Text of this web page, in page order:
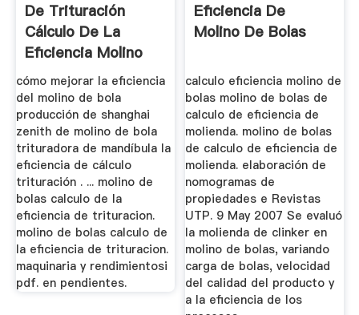
De Trituración
Cálculo De La
Eficiencia Molino
De Bolas
cómo mejorar la eficiencia
del molino de bola
producción de shanghai
zenith de molino de bola
trituradora de mandíbula la
eficiencia de cálculo
trituración . ... molino de
bolas calculo de la
eficiencia de trituracion.
molino de bolas calculo de
la eficiencia de trituracion.
maquinaria y rendimientosi
pdf. en pendientes.
Eficiencia De
Molino De Bolas
calculo eficiencia molino de
bolas molino de bolas de
calculo de eficiencia de
molienda. molino de bolas
de calculo de eficiencia de
molienda. elaboración de
nomogramas de
propiedades e Revistas
UTP. 9 May 2007 Se evaluó
la molienda de clinker en
molino de bolas, variando
carga de bolas, velocidad
del calidad del producto y
a la eficiencia de los